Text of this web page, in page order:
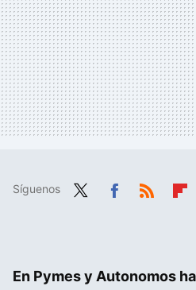
Síguenos
En Pymes y Autonomos